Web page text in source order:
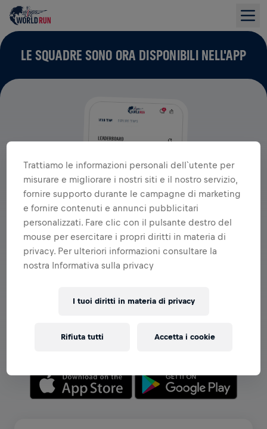
LE SQUADRE SONO ORA DISPONIBILI NELL'APP
VISUALIZZA SQUADRE NELL'APP
monitora la tua classifica e festeggia insieme.
Trattiamo le informazioni personali dell`utente per
misurare e migliorare i nostri siti e il nostro servizio,
fornire supporto durante le campagne di marketing
e fornire contenuti e annunci pubblicitari
personalizzati. Fare clic con il pulsante destro del
mouse per esercitare i propri diritti in materia di
privacy. Per ulteriori informazioni consultare la
nostra Informativa sulla privacy
I tuoi diritti in materia di privacy
Rifiuta tutti Accetta i cookie